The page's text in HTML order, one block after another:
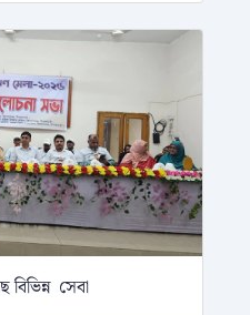
সেবা